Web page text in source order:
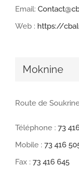
Email:
Web : https://
Moknine
Route de
Téléphone : 73
Mobile : 73 416
Fax : 73 416 645